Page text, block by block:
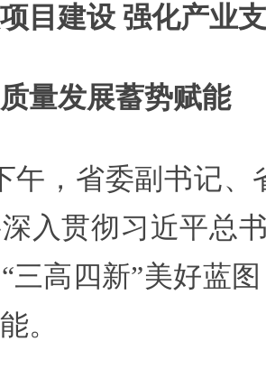
目建设 强化产业
量发展蓄势赋能
午，省委副书记
入贯彻习近平总
三高四新”美好蓝
。